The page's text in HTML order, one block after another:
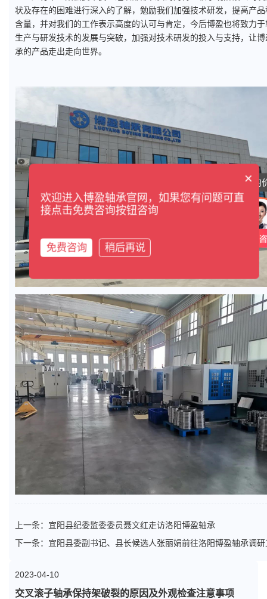
状及存在的困难进行深入的了解，勉励我们加强技术研发，提高产品
含量，并对我们的工作表示高度的认可与肯定，今后博盈也将致力于
生产与研发技术的发展与突破，加强对技术研发的投入与支持，让博
承的产品走出走向世界。
上一条： 宜阳县纪委监委委员聂文红走访洛阳博盈轴承
下一条： 宜阳县委副书记、县长候选人张丽娟前往洛阳博盈轴承调研
2023-04-10
交叉滚子轴承保持架破裂的原因及外观检查注意事项
想咨询具体的
×
欢迎进入博盈轴承官网，如果您有问题可直
接点击免费咨询按钮咨询
免费咨询 稍后再说